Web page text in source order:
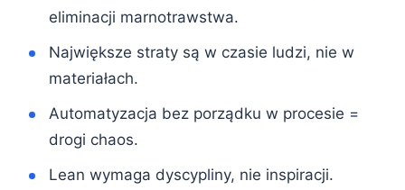
eliminacji marnotrawstwa.
Największe straty są w czasie ludzi, nie w
materiałach.
Automatyzacja bez porządku w procesie =
drogi chaos.
Lean wymaga dyscypliny, nie inspiracji.